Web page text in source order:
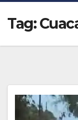
Tag: